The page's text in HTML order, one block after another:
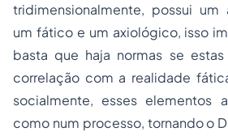
tridimensionalmente, possui um
um fático e um axiológico, isso
basta que haja normas se
correlação com a realidade
socialmente, esses elementos
como num processo, tornando o